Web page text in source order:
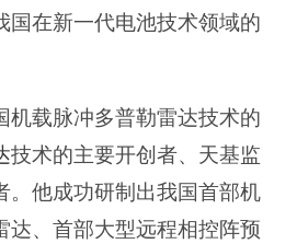
国在新一代电池技术领域的
机载脉冲多普勒雷达技术的
技术的主要开创者、天基监
。他成功研制出我国首部机
达、首部大型远程相控阵预